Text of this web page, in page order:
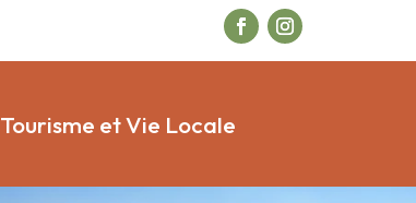
Tourisme et Vie Locale